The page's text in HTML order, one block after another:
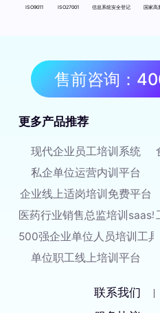
ISO9011 ISO27001 信息系统安全登记 国家高
售前咨询：
更多产品推荐
现代企业员工培训系统
私企单位运营内训平台
企业线上适岗培训免费平台
医药行业销售总监培训saas
500强企业单位人员培训工具
单位职工线上培训平台
联系我们 |